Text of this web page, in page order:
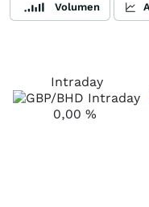
Volumen
Intraday
0,00 %